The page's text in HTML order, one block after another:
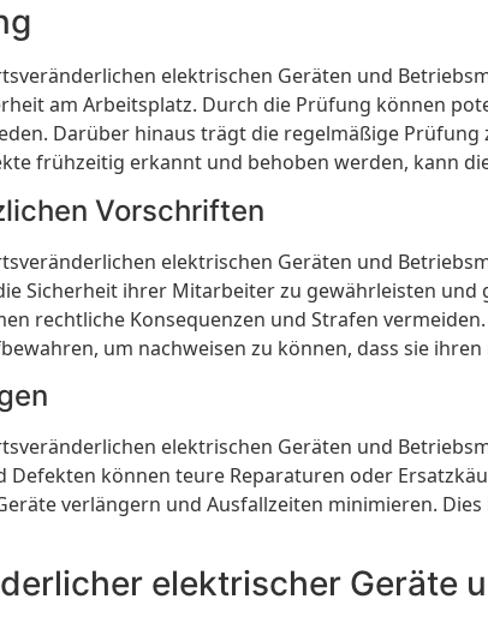
elektrischen Geräten und
am Arbeitsplatz. Durch die Prüfung können
Darüber hinaus trägt die regelmäßige
frühzeitig erkannt und behoben werden, kann
Vorschriften
elektrischen Geräten und
Sicherheit ihrer Mitarbeiter zu gewährleisten
rechtliche Konsequenzen und Strafen
um nachweisen zu können, dass sie
elektrischen Geräten und
Defekten können teure Reparaturen oder
verlängern und Ausfallzeiten minimieren.
elektrischer Geräte